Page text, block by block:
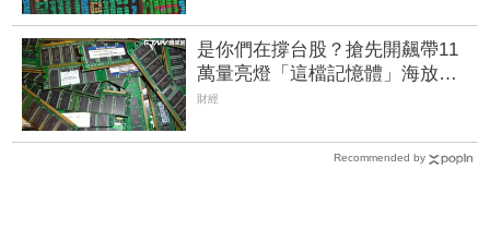
是你們在撐台股？搶先開飆帶11
萬量亮燈「這檔記憶體」海放華
邦電、南亞科 2檔概念股同噴漲
財經
Recommended by